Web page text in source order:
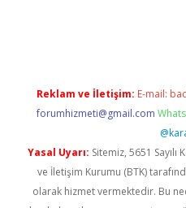
Reklam ve İletişim: E-mail:
forumhizmeti@gmail.com
Yasal Uyarı: Sitemiz, 5651
ve İletişim Kurumu (BTK)
olarak hizmet vermektedir. Bu